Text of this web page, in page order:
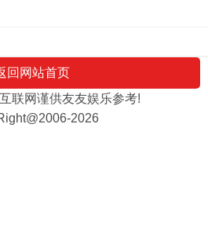
回网站首页
联网谨供友友娱乐参考!
2026